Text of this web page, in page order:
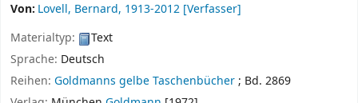
Von: Lovell, Bernard, 1913-2012 [Verfasser]
Materialtyp:
Text
Sprache: Deutsch
Reihen: Goldmanns gelbe Taschenbücher; Bd. 2869